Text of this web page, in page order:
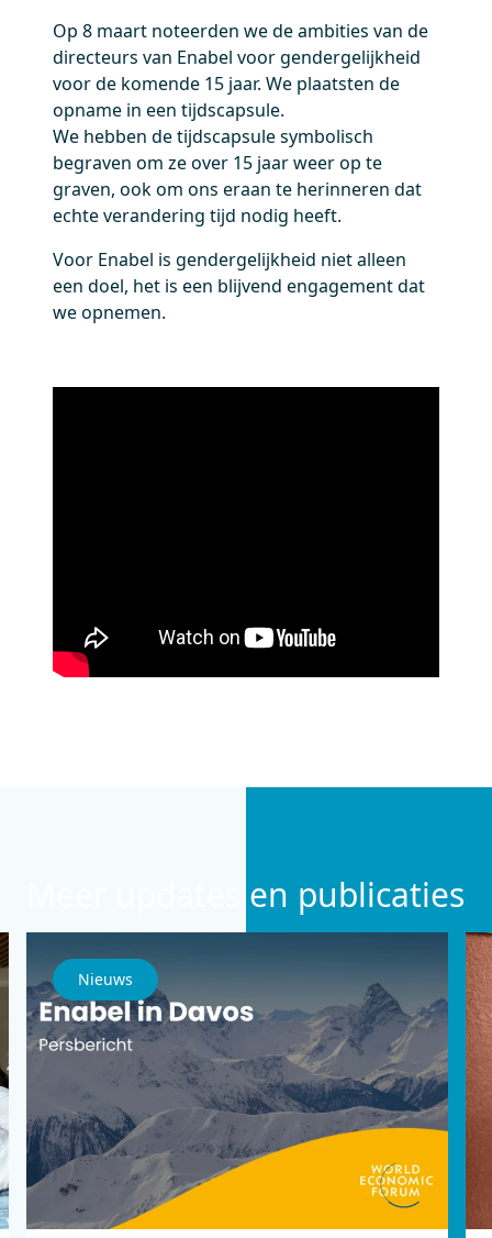
Op 8 maart noteerden we de ambities van de
directeurs van Enabel voor gendergelijkheid
voor de komende 15 jaar. We plaatsten de
opname in een tijdscapsule.
We hebben de tijdscapsule symbolisch
begraven om ze over 15 jaar weer op te
graven, ook om ons eraan te herinneren dat
echte verandering tijd nodig heeft.
Voor Enabel is gendergelijkheid niet alleen
een doel, het is een blijvend engagement dat
we opnemen.
Meer updates en publicaties
Nieuws